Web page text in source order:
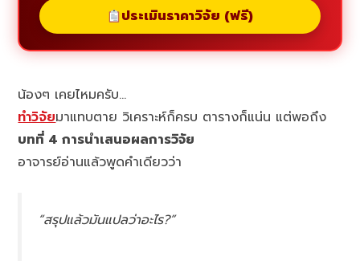
ประเมินราคาวิจัย (ฟรี)
น้องๆ เคยไหมครับ…
ทำวิจัยมาแทบตาย วิเคราะห์ก็ครบ ตารางก็แน่น แต่พอถึง
บทที่ 4 การนำเสนอผลการวิจัย
อาจารย์อ่านแล้วพูดคำเดียวว่า
“สรุปแล้วมันแปลว่าอะไร?”